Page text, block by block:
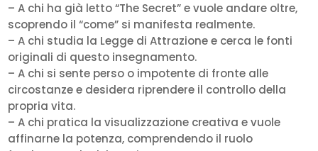
– A chi ha già letto “The Secret” e vuole andare oltre,
scoprendo il “come” si manifesta realmente.
– A chi studia la Legge di Attrazione e cerca le fonti
originali di questo insegnamento.
– A chi si sente perso o impotente di fronte alle
circostanze e desidera riprendere il controllo della
propria vita.
– A chi pratica la visualizzazione creativa e vuole
affinarne la potenza, comprendendo il ruolo